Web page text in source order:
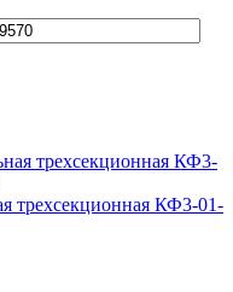
трехсекционная КФ3-01-